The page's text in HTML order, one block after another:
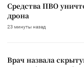
Средства ПВО
дрона
23 минуты назад
Врач назвала